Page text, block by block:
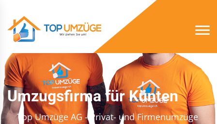
Umzugsfirma für Künten
Top Umzüge AG - Privat- und Firmenumzüge